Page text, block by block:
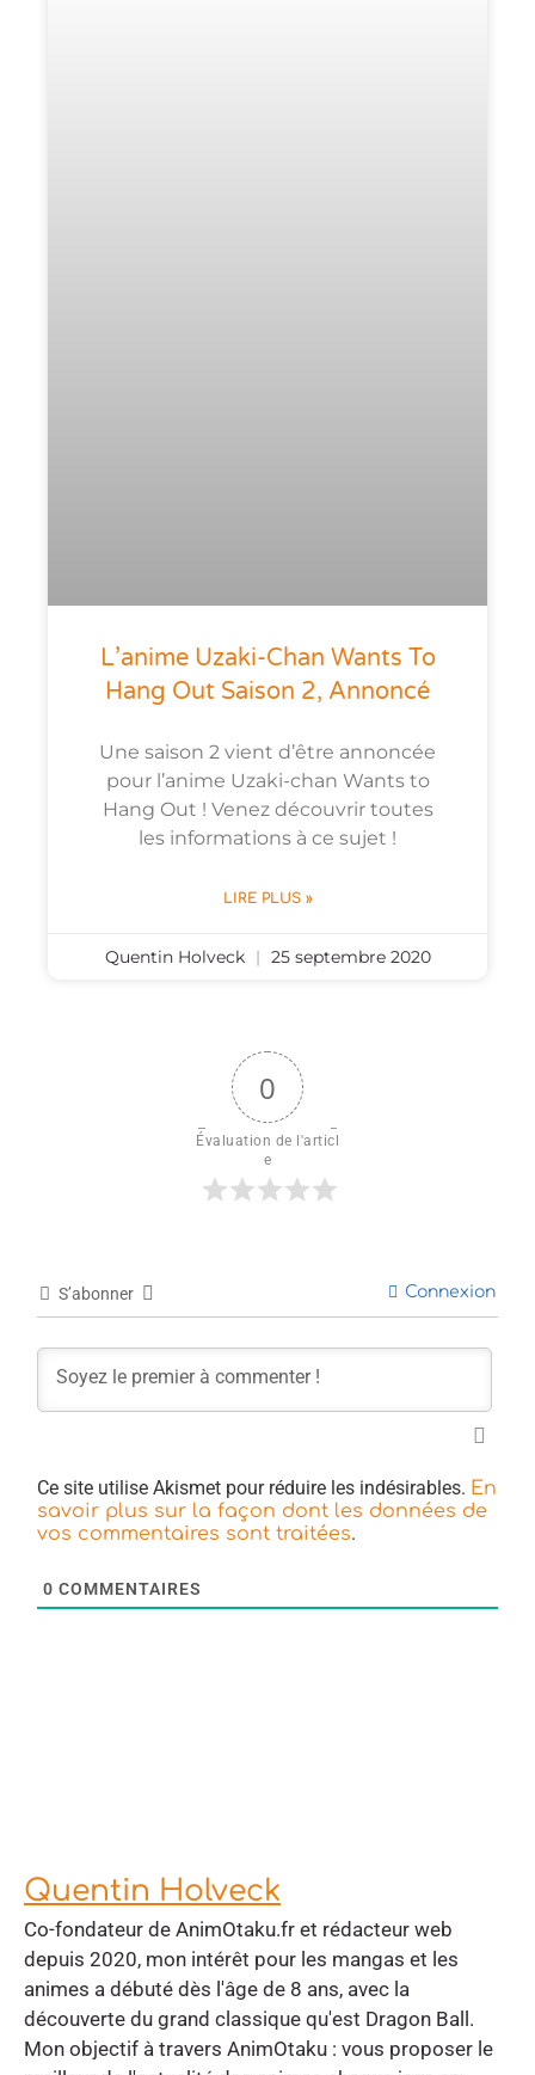
L’anime Uzaki-Chan Wants To
Hang Out Saison 2, Annoncé
Une saison 2 vient d’être annoncée
pour l’anime Uzaki-chan Wants to
Hang Out ! Venez découvrir toutes
les informations à ce sujet !
LIRE PLUS »
Quentin Holveck 25 septembre 2020
0
Évaluation de l'articl
e
S’abonner Connexion
Ce site utilise Akismet pour réduire les indésirables. En
savoir plus sur la façon dont les données de
vos commentaires sont traitées.
0 COMMENTAIRES
Quentin Holveck
Co-fondateur de AnimOtaku.fr et rédacteur web
depuis 2020, mon intérêt pour les mangas et les
animes a débuté dès l'âge de 8 ans, avec la
découverte du grand classique qu'est Dragon Ball.
Mon objectif à travers AnimOtaku : vous proposer le